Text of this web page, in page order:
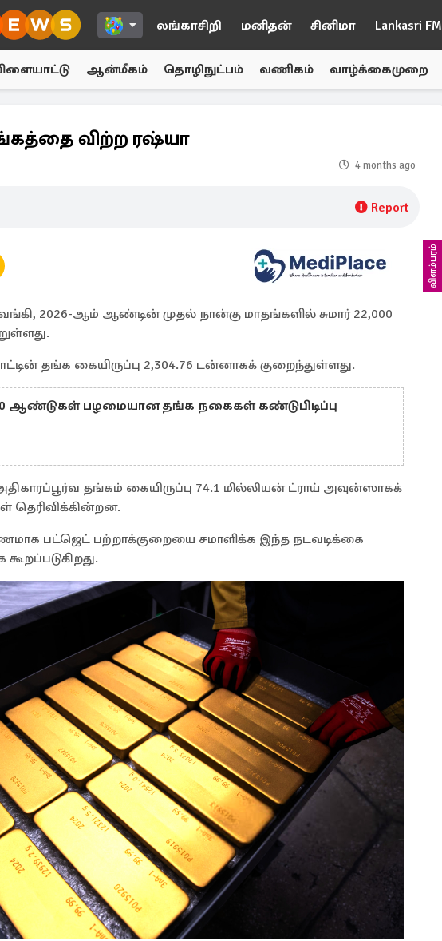
லங்காசிறி மனிதன் சினிமா Lankasri FM
ஆன்மீகம் தொழிநுட்பம் வணிகம் வாழ்க்கைமுறை
விற்ற ரஷ்யா
4 months ago
Report
விளம்பரம்
2026-ஆம் ஆண்டின் முதல் நான்கு மாதங்களில் சுமார் 22,000
தங்க கையிருப்பு 2,304.76 டன்னாகக் குறைந்துள்ளது.
ஆண்டுகள் பழமையான தங்க நகைகள் கண்டுபிடிப்பு
தங்கம் கையிருப்பு 74.1 மில்லியன் ட்ராய் அவுன்ஸாகக்
தெரிவிக்கின்றன.
பட்ஜெட் பற்றாக்குறையை சமாளிக்க இந்த நடவடிக்கை